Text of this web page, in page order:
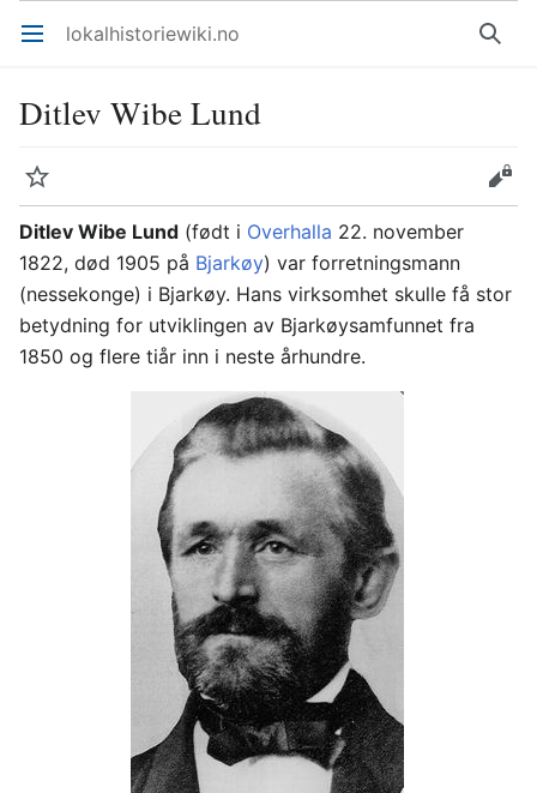
Åpne hovedmenyen lokalhistoriewiki.no Søk
Ditlev Wibe Lund
Overvåk
Rediger
Ditlev Wibe Lund (født i Overhalla 22. november
1822, død 1905 på Bjarkøy) var forretningsmann
(nessekonge) i Bjarkøy. Hans virksomhet skulle få stor
betydning for utviklingen av Bjarkøysamfunnet fra
1850 og flere tiår inn i neste århundre.